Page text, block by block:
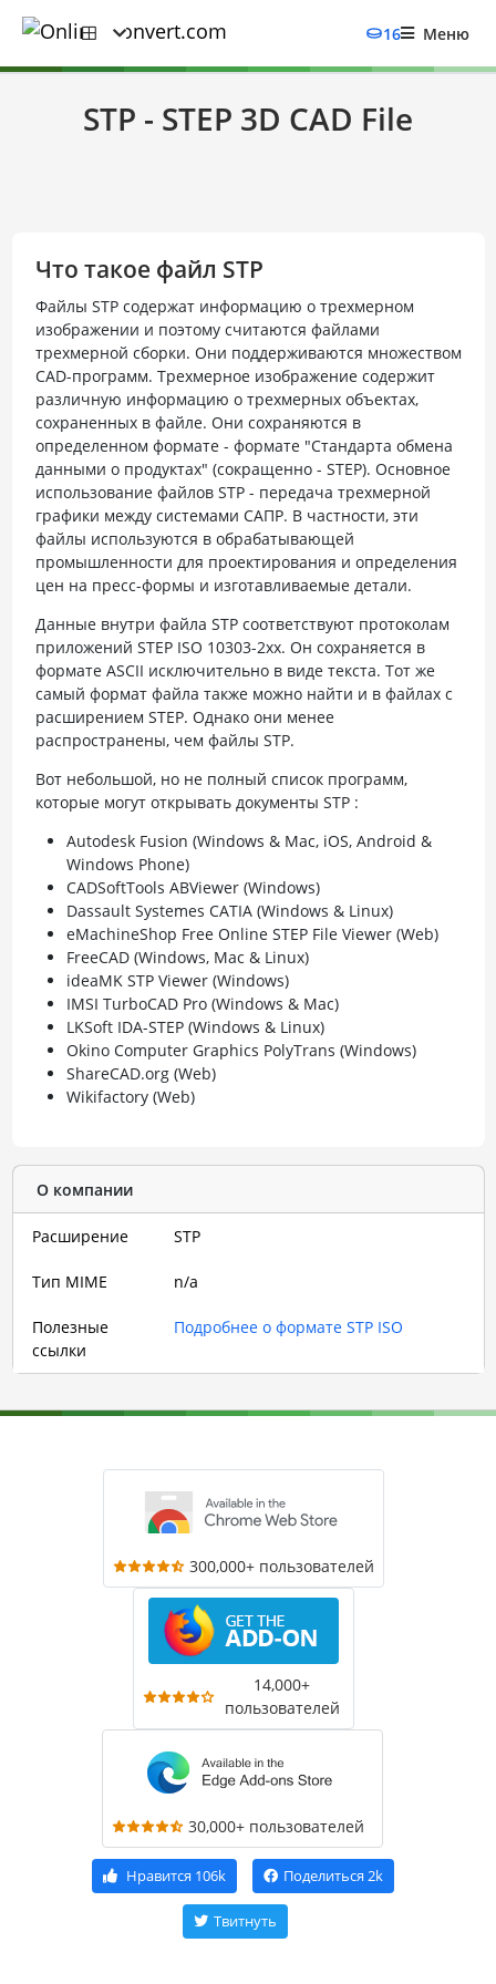
16 Меню
STP - STEP 3D CAD File
Что такое файл STP
Файлы STP содержат информацию о трехмерном
изображении и поэтому считаются файлами
трехмерной сборки. Они поддерживаются множеством
CAD-программ. Трехмерное изображение содержит
различную информацию о трехмерных объектах,
сохраненных в файле. Они сохраняются в
определенном формате - формате "Стандарта обмена
данными о продуктах" (сокращенно - STEP). Основное
использование файлов STP - передача трехмерной
графики между системами САПР. В частности, эти
файлы используются в обрабатывающей
промышленности для проектирования и определения
цен на пресс-формы и изготавливаемые детали.
Данные внутри файла STP соответствуют протоколам
приложений STEP ISO 10303-2xx. Он сохраняется в
формате ASCII исключительно в виде текста. Тот же
самый формат файла также можно найти и в файлах с
расширением STEP. Однако они менее
распространены, чем файлы STP.
Вот небольшой, но не полный список программ,
которые могут открывать документы STP :
Autodesk Fusion (Windows & Mac, iOS, Android &
Windows Phone)
CADSoftTools ABViewer (Windows)
Dassault Systemes CATIA (Windows & Linux)
eMachineShop Free Online STEP File Viewer (Web)
FreeCAD (Windows, Mac & Linux)
ideaMK STP Viewer (Windows)
IMSI TurboCAD Pro (Windows & Mac)
LKSoft IDA-STEP (Windows & Linux)
Okino Computer Graphics PolyTrans (Windows)
ShareCAD.org (Web)
Wikifactory (Web)
О компании
Расширение STP
Тип MIME n/a
Полезные
ссылки
Подробнее о формате STP ISO
300,000+ пользователей
14,000+
пользователей
30,000+ пользователей
Нравится 106k Поделиться 2k
Твитнуть